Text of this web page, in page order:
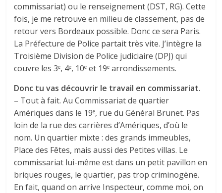
commissariat) ou le renseignement (DST, RG). Cette
fois, je me retrouve en milieu de classement, pas de
retour vers Bordeaux possible. Donc ce sera Paris.
La Préfecture de Police partait très vite. J’intègre la
Troisième Division de Police judiciaire (DPJ) qui
couvre les 3e, 4e, 10e et 19e arrondissements.
Donc tu vas découvrir le travail en commissariat.
– Tout à fait. Au Commissariat de quartier
Amériques dans le 19e, rue du Général Brunet. Pas
loin de la rue des carrières d’Amériques, d’où le
nom. Un quartier mixte : des grands immeubles,
Place des Fêtes, mais aussi des Petites villas. Le
commissariat lui-même est dans un petit pavillon en
briques rouges, le quartier, pas trop criminogène.
En fait, quand on arrive Inspecteur, comme moi, on